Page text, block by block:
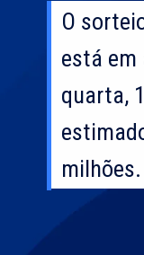
O
está em
quarta,
milhões.
O
está em
quarta,
milhões.